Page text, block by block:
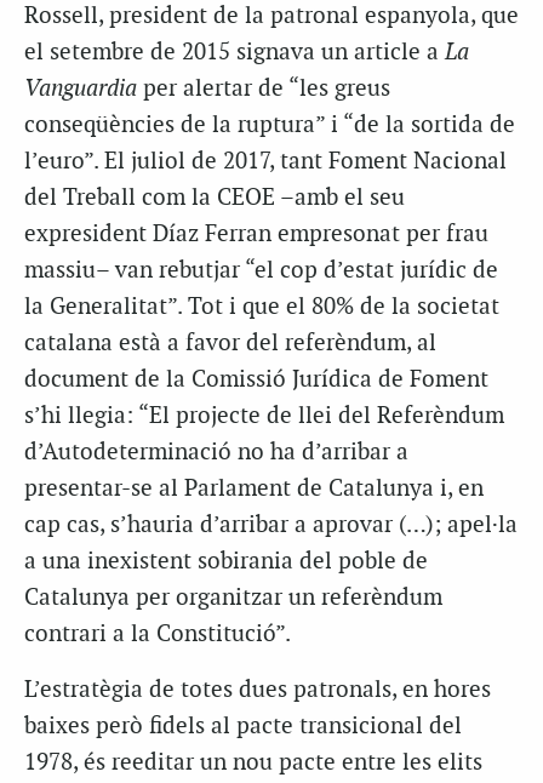
Rossell, president de la patronal espanyola, que
el setembre de 2015 signava un article aLa
Vanguardia per alertar de “les greus
conseqüències de la ruptura” i “de la sortida de
l’euro”. El juliol de 2017, tant Foment Nacional
del Treball com la CEOE –amb el seu
expresident Díaz Ferran empresonat per frau
massiu– van rebutjar “el cop d’estat jurídic de
la Generalitat”. Tot i que el 80% de la societat
catalana està a favor del referèndum, al
document de la Comissió Jurídica de Foment
s’hi llegia: “El projecte de llei del Referèndum
d’Autodeterminació no ha d’arribar a
presentar-se al Parlament de Catalunya i, en
cap cas, s’hauria d’arribar a aprovar (…); apel·la
a una inexistent sobirania del poble de
Catalunya per organitzar un referèndum
contrari a la Constitució”.
L’estratègia de totes dues patronals, en hores
baixes però fidels al pacte transicional del
1978, és reeditar un nou pacte entre les elits